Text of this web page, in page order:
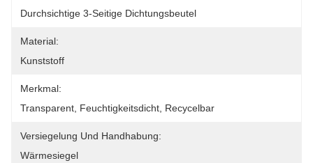
Durchsichtige 3-Seitige Dichtungsbeutel
Material:
Kunststoff
Merkmal:
Transparent, Feuchtigkeitsdicht, Recycelbar
Versiegelung Und Handhabung:
Wärmesiegel